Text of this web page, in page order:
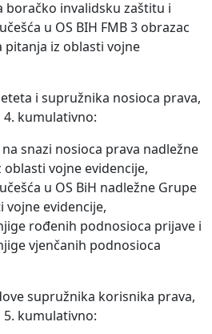
boračko invalidsku zaštitu i
u OS BIH FMB 3 obrazac
pitanja iz oblasti vojne
i supružnika nosioca prava,
kumulativno:
snazi nosioca prava nadležne
vojne evidencije,
u OS BiH nadležne Grupe
vojne evidencije,
rođenih podnosioca prijave i
vjenčanih podnosioca
supružnika korisnika prava,
kumulativno: